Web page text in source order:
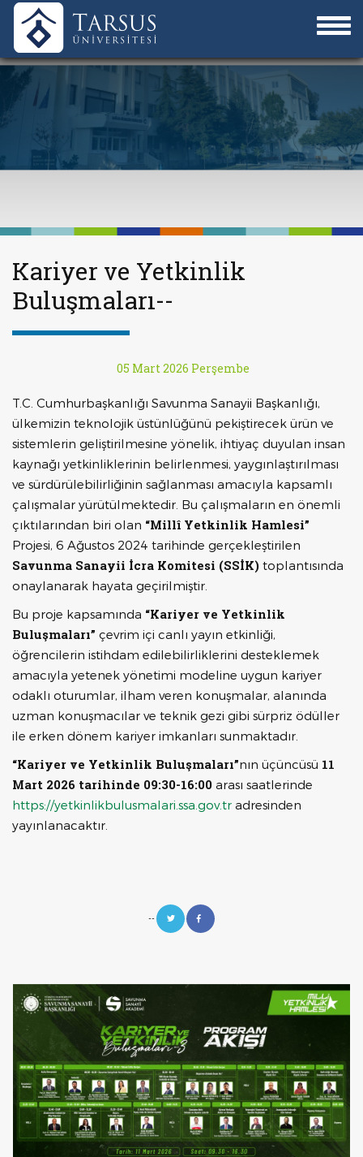
Kariyer ve Yetkinlik
Buluşmaları--
05 Mart 2026 Perşembe
T.C. Cumhurbaşkanlığı Savunma Sanayii Başkanlığı,
ülkemizin teknolojik üstünlüğünü pekiştirecek ürün ve
sistemlerin geliştirilmesine yönelik, ihtiyaç duyulan insan
kaynağı yetkinliklerinin belirlenmesi, yaygınlaştırılması
ve sürdürülebilirliğinin sağlanması amacıyla kapsamlı
çalışmalar yürütülmektedir. Bu çalışmaların en önemli
çıktılarından biri olan “Millî Yetkinlik Hamlesi”
Projesi, 6 Ağustos 2024 tarihinde gerçekleştirilen
Savunma Sanayii İcra Komitesi (SSİK) toplantısında
onaylanarak hayata geçirilmiştir.
Bu proje kapsamında “Kariyer ve Yetkinlik
Buluşmaları” çevrim içi canlı yayın etkinliği,
öğrencilerin istihdam edilebilirliklerini desteklemek
amacıyla yetenek yönetimi modeline uygun kariyer
odaklı oturumlar, ilham veren konuşmalar, alanında
uzman konuşmacılar ve teknik gezi gibi sürpriz ödüller
ile erken dönem kariyer imkanları sunmaktadır.
“Kariyer ve Yetkinlik Buluşmaları”nın üçüncüsü 11
Mart 2026 tarihinde 09:30-16:00 arası saatlerinde
https://yetkinlikbulusmalari.ssa.gov.tr adresinden
yayınlanacaktır.
--